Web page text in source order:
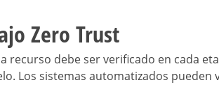
Zero Trust
recurso debe ser verificado en cada
Los sistemas automatizados pueden